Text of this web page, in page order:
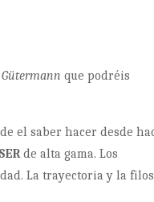
Gütermann que podréis
el saber hacer desde
de alta gama. Los
La trayectoria y la